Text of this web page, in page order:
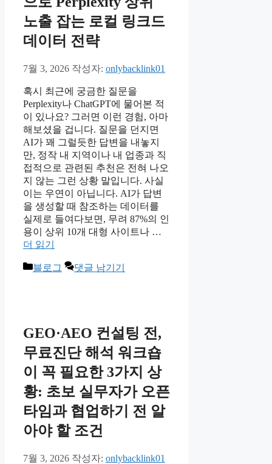
노출 잡는 로컬 링크드
데이터 전략
7월 3, 2026 작성자: onlybacklink01
혹시 최근에 궁금한 질문을
Perplexity나 ChatGPT에 물어본 적
이 있나요? 그러면 이런 경험, 아마
해보셨을 겁니다. 질문을 던지면
AI가 꽤 그럴듯한 답변을 내놓지
만, 정작 내 지역이나 내 업종과 직
접적으로 관련된 추천은 전혀 나오
지 않는 그런 상황 말입니다. 사실
이는 우연이 아닙니다. AI가 답변
을 생성할 때 참조하는 데이터를
실제로 들여다보면, 무려 87%의 인
용이 상위 10개 대형 사이트나 …
더 읽기
카
블로그 댓글 남기기
GEO·AEO 컨설팅 전,
무료진단 해석 워크숍
이 꼭 필요한 3가지 상
황: 초보 실무자가 오픈
타임과 협업하기 전 알
아야 할 조건
7월 3, 2026 작성자: onlybacklink01